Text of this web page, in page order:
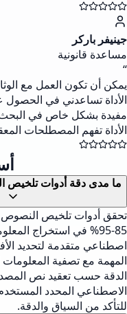
جينيفر باركر
مساعدة قانونية
“
يمكن أن تكون العمل مع
الأداة تساعدني في الحصول
مفيدة بشكل خاص في البحث
الأداة تفهم المصطلحات
ما مدى دقة أدوات تلخيص
تحقق أدوات تلخيص النصوص
85-95% في استخراج
اصطناعي متقدمة لتحديد
المهمة مع تصفية
الدقة حسب تعقيد نص
الاصطناعي المحدد
للتأكد من السياق والدقة.